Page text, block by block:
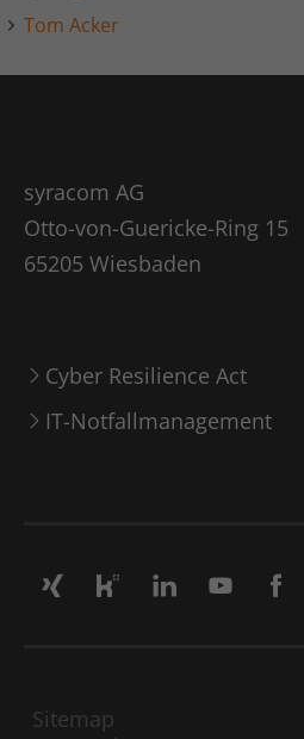
Tom Acker
syracom AG
Otto-von-Guericke-Ring 15
65205 Wiesbaden
Cyber Resilience Act
IT-Notfallmanagement
Sitemap